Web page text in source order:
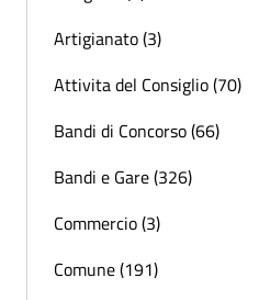
Artigianato (3)
Attivita del Consiglio (70)
Bandi di Concorso (66)
Bandi e Gare (326)
Commercio (3)
Comune (191)